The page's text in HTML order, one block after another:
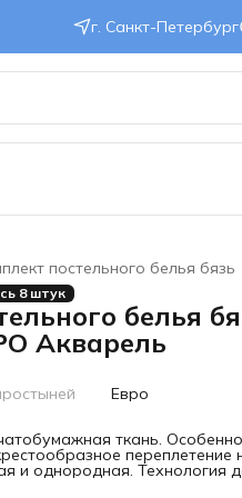
г. Санкт-Петербург
постельного белья бязь
8 штук
белья
Акварель
Евро
ткань.
переплетение
и однородная. Технология
Практичное и